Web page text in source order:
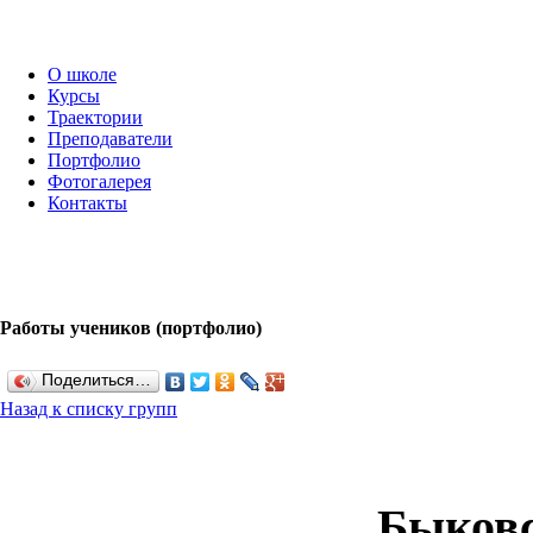
О школе
Курсы
Траектории
Преподаватели
Портфолио
Фотогалерея
Контакты
Работы учеников (портфолио)
Поделиться…
Назад к списку групп